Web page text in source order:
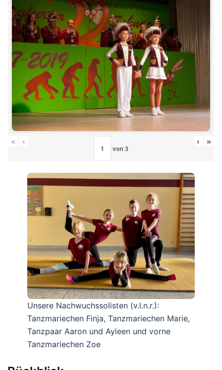
« ‹
von 3
› »
Unsere Nachwuchssolisten (v.l.n.r.):
Tanzmariechen Finja, Tanzmariechen Marie,
Tanzpaar Aaron und Ayleen und vorne
Tanzmariechen Zoe